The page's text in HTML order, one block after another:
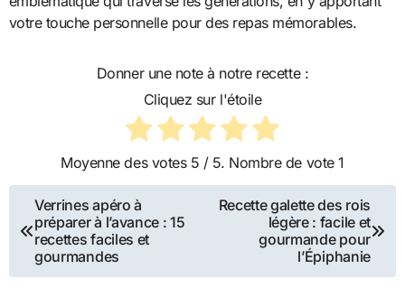
votre touche personnelle pour des repas mémorables.
Donner une note à notre recette :
Cliquez sur l'étoile
Moyenne des votes 5 / 5. Nombre de vote1
Navigation
de
l’article
Verrines apéro à
préparer à l’avance : 15
recettes faciles et
gourmandes
Recette galette des rois
légère : facile et
gourmande pour
l’Épiphanie